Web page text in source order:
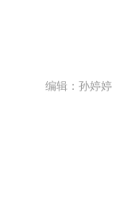
编辑：孙婷婷